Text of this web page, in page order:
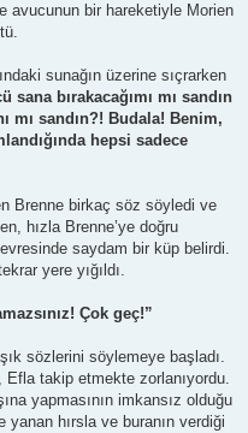
avucunun bir hareketiyle Morien
sunağın üzerine sıçrarken
sana bırakacağımı mı sandın
mı sandın?! Budala! Benim,
hepsi sadece
Brenne birkaç söz söyledi ve
hızla Brenne’ye doğru
saydam bir küp belirdi.
yere yığıldı.
Çok geç!”
sözlerini söylemeye başladı.
takip etmekte zorlanıyordu.
yapmasının imkansız olduğu
hırsla ve buranın verdiği